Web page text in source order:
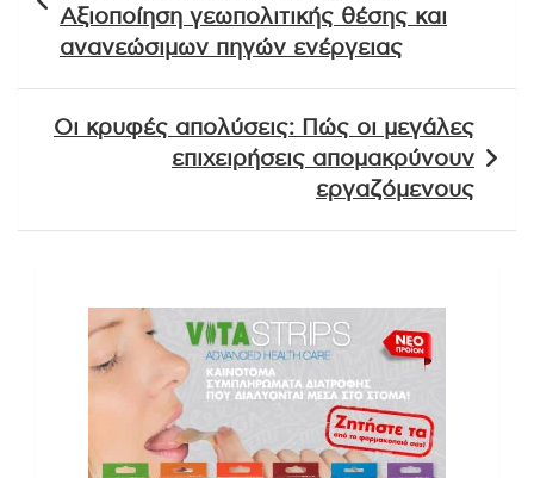
Αξιοποίηση γεωπολιτικής θέσης και
ανανεώσιμων πηγών ενέργειας
Οι κρυφές απολύσεις: Πώς οι μεγάλες
επιχειρήσεις απομακρύνουν
εργαζόμενους